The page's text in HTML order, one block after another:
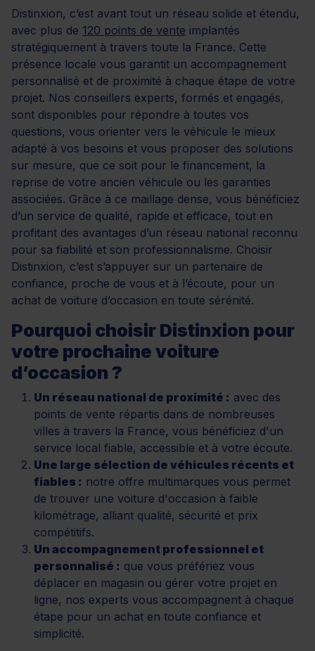
Distinxion, c’est avant tout un réseau solide et étendu,
avec plus de 120 points de vente implantés
stratégiquement à travers toute la France. Cette
présence locale vous garantit un accompagnement
personnalisé et de proximité à chaque étape de votre
projet. Nos conseillers experts, formés et engagés,
sont disponibles pour répondre à toutes vos
questions, vous orienter vers le véhicule le mieux
adapté à vos besoins et vous proposer des solutions
sur mesure, que ce soit pour le financement, la
reprise de votre ancien véhicule ou les garanties
associées. Grâce à ce maillage dense, vous bénéficiez
d’un service de qualité, rapide et efficace, tout en
profitant des avantages d’un réseau national reconnu
pour sa fiabilité et son professionnalisme. Choisir
Distinxion, c’est s’appuyer sur un partenaire de
confiance, proche de vous et à l’écoute, pour un
achat de voiture d’occasion en toute sérénité.
Pourquoi choisir Distinxion pour
votre prochaine voiture
d’occasion ?
Un réseau national de proximité : avec des
points de vente répartis dans de nombreuses
villes à travers la France, vous bénéficiez d'un
service local fiable, accessible et à votre écoute.
Une large sélection de véhicules récents et
fiables : notre offre multimarques vous permet
de trouver une voiture d'occasion à faible
kilométrage, alliant qualité, sécurité et prix
compétitifs.
Un accompagnement professionnel et
personnalisé : que vous préfériez vous
déplacer en magasin ou gérer votre projet en
ligne, nos experts vous accompagnent à chaque
étape pour un achat en toute confiance et
simplicité.